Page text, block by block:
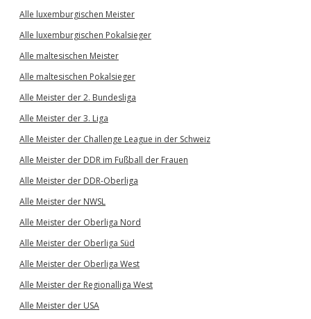
Alle luxemburgischen Meister
Alle luxemburgischen Pokalsieger
Alle maltesischen Meister
Alle maltesischen Pokalsieger
Alle Meister der 2. Bundesliga
Alle Meister der 3. Liga
Alle Meister der Challenge League in der Schweiz
Alle Meister der DDR im Fußball der Frauen
Alle Meister der DDR-Oberliga
Alle Meister der NWSL
Alle Meister der Oberliga Nord
Alle Meister der Oberliga Süd
Alle Meister der Oberliga West
Alle Meister der Regionalliga West
Alle Meister der USA